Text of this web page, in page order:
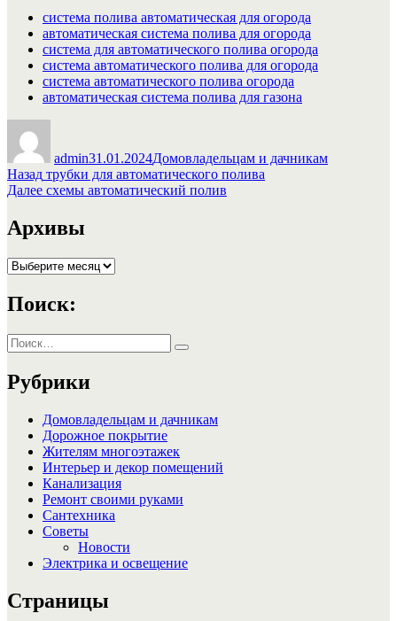
система полива автоматическая для огорода
автоматическая система полива для огорода
система для автоматического полива огорода
система автоматического полива для огорода
система автоматического полива огорода
автоматическая система полива для газона
admin31.01.2024Домовладельцам и дачникам
Навигация
по
записям
Назад Предыдущая
запись:
трубки для автоматического полива
Далее Следующая
схемы автоматический полив
Архивы
Архивы
Поиск:
Искать:
Поиск
Рубрики
Домовладельцам и дачникам
Дорожное покрытие
Жителям многоэтажек
Интерьер и декор помещений
Канализация
Ремонт своими руками
Сантехника
Советы
Новости
Электрика и освещение
Страницы